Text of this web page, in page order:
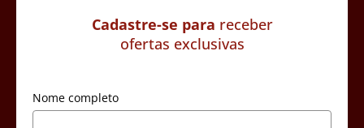
Cadastre-se para receber
ofertas exclusivas
Nome completo